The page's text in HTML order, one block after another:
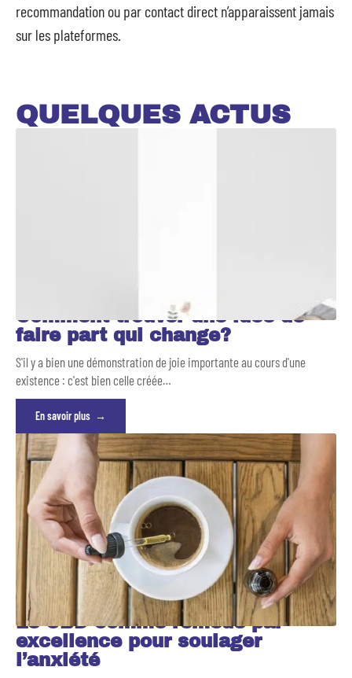
recommandation ou par contact direct n’apparaissent jamais
sur les plateformes.
QUELQUES ACTUS
Comment trouver une idée de
faire part qui change?
S'il y a bien une démonstration de joie importante au cours d'une
existence : c'est bien celle créée…
En savoir plus
Le CBD comme remède par
excellence pour soulager
l’anxiété